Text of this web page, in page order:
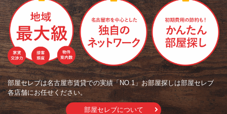
部屋セレブは名古屋市賃貸での実績「NO.1」お部屋探しは部屋セレブ
各店舗にお任せください。
部屋セレブについて